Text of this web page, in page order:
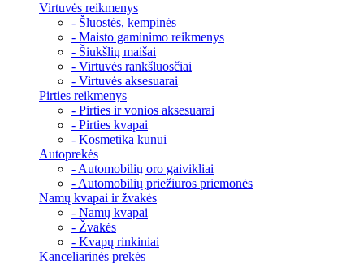
Virtuvės reikmenys
- Šluostės, kempinės
- Maisto gaminimo reikmenys
- Šiukšlių maišai
- Virtuvės rankšluosčiai
- Virtuvės aksesuarai
Pirties reikmenys
- Pirties ir vonios aksesuarai
- Pirties kvapai
- Kosmetika kūnui
Autoprekės
- Automobilių oro gaivikliai
- Automobilių priežiūros priemonės
Namų kvapai ir žvakės
- Namų kvapai
- Žvakės
- Kvapų rinkiniai
Kanceliarinės prekės